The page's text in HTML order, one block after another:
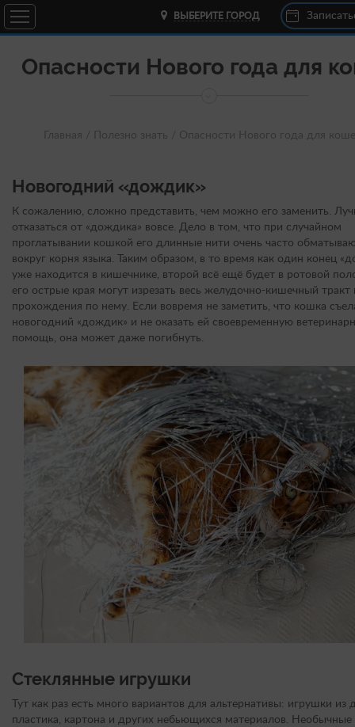
ВЫБЕРИТЕ ГОРОД
Опасности Нового года для
Главная / Полезно знать / Опасности Нового года для
Новогодний «дождик»
К сожалению, сложно представить, чем можно его заменить.
отказаться от «дождика» вовсе. Дело в том, что при случайном
проглатывании кошкой его длинные нити очень часто
вокруг корня языка. Таким образом, в то время как один конец
уже находится в кишечнике, второй всё ещё будет в ротовой
его острые края могут изрезать весь желудочно-кишечный тракт
прохождения по нему. Если вовремя не заметить, что кошка
новогодний «дождик» и не оказать ей своевременную
помощь, она может даже погибнуть.
Стеклянные игрушки
Тут как раз есть много вариантов для альтернативы: игрушки из
пластика, картона и других небьющихся материалов. Необычные